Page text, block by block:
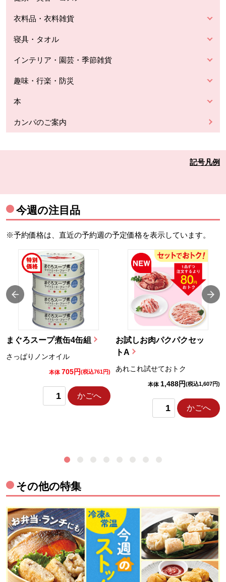
衣料品・衣料雑貨
寝具・タオル
インテリア・園芸・季節雑貨
趣味・行楽・防災
本
カンパのご案内
記号凡例
今週の注目品
※予約価格は、直近の予約週の予定価格を表示しています。
まぐろスープ煮缶4缶組
さっぱりノンオイル
本体 705円(税込761円)
かごへ
お試しお肉パクパクセッ
トA
あれこれ試せておトク
本体 1,488円(税込1,607円)
かごへ
その他の特集